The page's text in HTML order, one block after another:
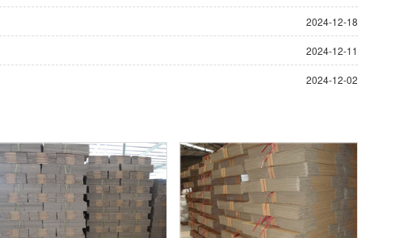
2024-12-18
2024-12-11
2024-12-02